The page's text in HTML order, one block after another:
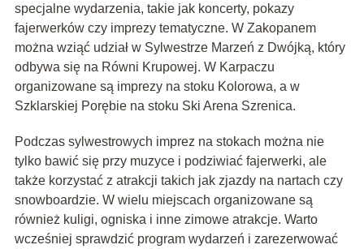
specjalne wydarzenia, takie jak koncerty, pokazy
fajerwerków czy imprezy tematyczne. W Zakopanem
można wziąć udział w Sylwestrze Marzeń z Dwójką, który
odbywa się na Równi Krupowej. W Karpaczu
organizowane są imprezy na stoku Kolorowa, a w
Szklarskiej Porębie na stoku Ski Arena Szrenica.
Podczas sylwestrowych imprez na stokach można nie
tylko bawić się przy muzyce i podziwiać fajerwerki, ale
także korzystać z atrakcji takich jak zjazdy na nartach czy
snowboardzie. W wielu miejscach organizowane są
również kuligi, ogniska i inne zimowe atrakcje. Warto
wcześniej sprawdzić program wydarzeń i zarezerwować